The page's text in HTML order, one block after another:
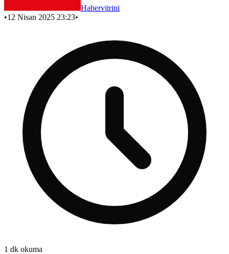
Habervitrini
•12 Nisan 2025 23:23•
1 dk okuma